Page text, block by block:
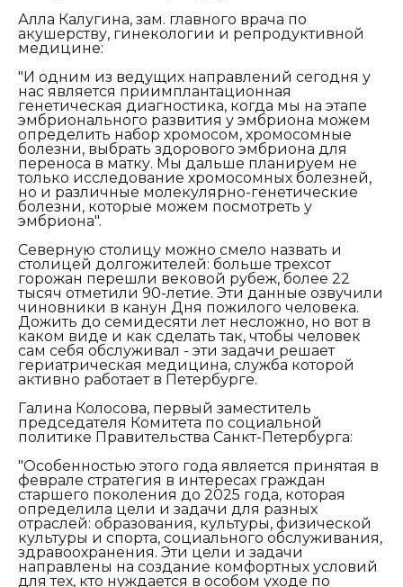
Алла Калугина, зам. главного врача по
акушерству, гинекологии и репродуктивной
медицине:
"И одним из ведущих направлений сегодня у
нас является приимплантационная
генетическая диагностика, когда мы на этапе
эмбрионального развития у эмбриона можем
определить набор хромосом, хромосомные
болезни, выбрать здорового эмбриона для
переноса в матку. Мы дальше планируем не
только исследование хромосомных болезней,
но и различные молекулярно-генетические
болезни, которые можем посмотреть у
эмбриона".
Северную столицу можно смело назвать и
столицей долгожителей: больше трехсот
горожан перешли вековой рубеж, более 22
тысяч отметили 90-летие. Эти данные озвучили
чиновники в канун Дня пожилого человека.
Дожить до семидесяти лет несложно, но вот в
каком виде и как сделать так, чтобы человек
сам себя обслуживал - эти задачи решает
гериатрическая медицина, служба которой
активно работает в Петербурге.
Галина Колосова, первый заместитель
председателя Комитета по социальной
политике Правительства Санкт-Петербурга:
"Особенностью этого года является принятая в
феврале стратегия в интересах граждан
старшего поколения до 2025 года, которая
определила цели и задачи для разных
отраслей: образования, культуры, физической
культуры и спорта, социального обслуживания,
здравоохранения. Эти цели и задачи
направлены на создание комфортных условий
для тех, кто нуждается в особом уходе по